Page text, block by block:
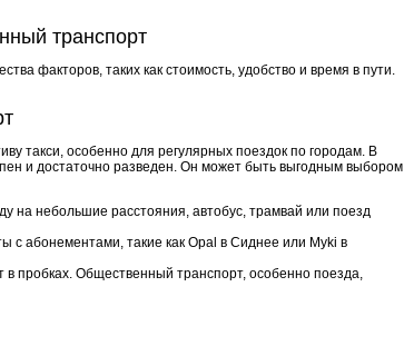
транспорт
факторов, таких как стоимость, удобство и время в пути.
такси, особенно для регулярных поездок по городам. В
и достаточно разведен. Он может быть выгодным выбором
на небольшие расстояния, автобус, трамвай или поезд
с абонементами, такие как Opal в Сиднее или Myki в
в пробках. Общественный транспорт, особенно поезда,